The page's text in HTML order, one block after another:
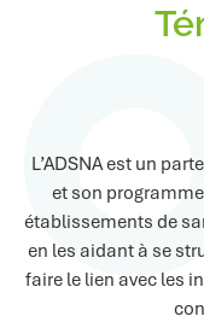
L’ADSNA est un
et son
établissements de
en les aidant à se
faire le lien avec les